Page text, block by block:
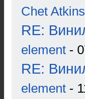
Chet Atkins
RE:
element -
RE:
element -